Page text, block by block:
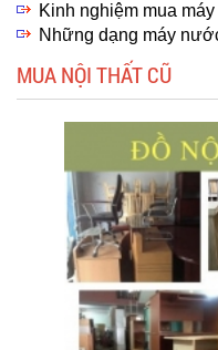
Kinh nghiệm mua
Những dạng máy
MUA NỘI THẤT CŨ